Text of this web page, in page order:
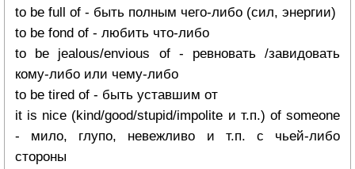
to be full of - быть полным чего-либо (сил, энергии)
to be fond of - любить что-либо
to be jealous/envious of - ревновать /завидовать
кому-либо или чему-либо
to be tired of - быть уставшим от
it is nice (kind/good/stupid/impolite и т.п.) of someone
- мило, глупо, невежливо и т.п. с чьей-либо
стороны